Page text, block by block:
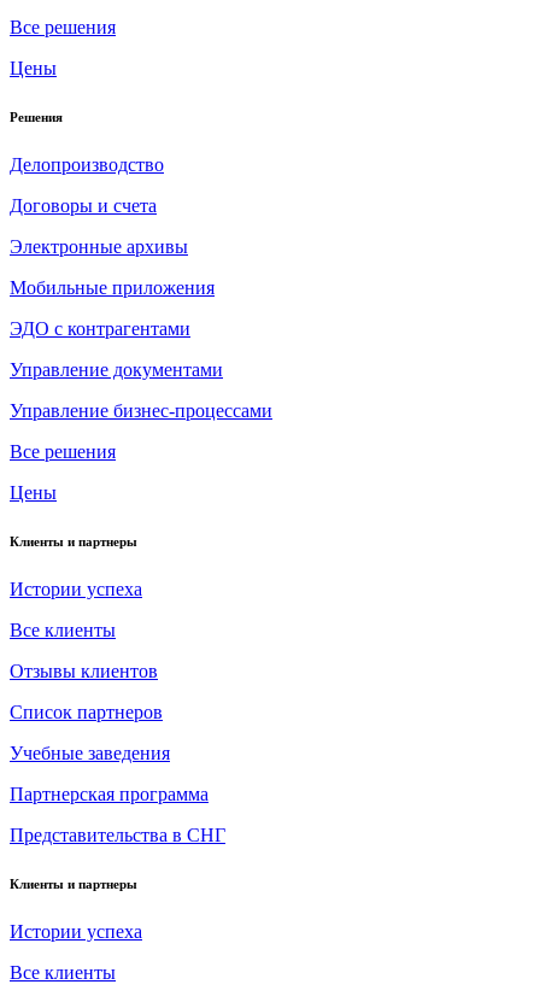
Все решения
Цены
Решения
Делопроизводство
Договоры и счета
Электронные архивы
Мобильные приложения
ЭДО с контрагентами
Управление документами
Управление бизнес-процессами
Все решения
Цены
Клиенты и партнеры
Истории успеха
Все клиенты
Отзывы клиентов
Список партнеров
Учебные заведения
Партнерская программа
Представительства в СНГ
Клиенты и партнеры
Истории успеха
Все клиенты